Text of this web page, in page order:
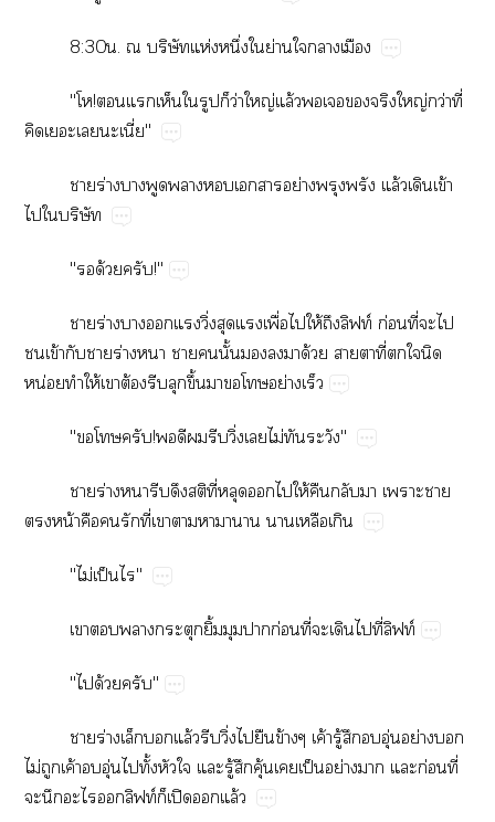
8:30.​​ิ​ห่​ึ่​​ย่​​​
"!​​​​​​​ว่​ญ่​ล้​​​​​ญ่​ว่​ี่​
​​​ี่"
​ร่​​​​​​​ย่​​ล้​​ข้​
​​ิ
"​ด้​!"
​ร่​​​​ิ่​​​ื่​​ให้​​ฟท์​ก่​ี่​​​
​ข้​​​ร่​​​​ั้​​​​ด้​​​ี่​​​​
น่​​ให้​​ต้​​​ึ้​​​​ย่​
"​​!​​​​​ิ่​​ไม่​​"
​ร่​​​​​ี่​​​​ให้​​​​​​
​น้​​​​ี่​​​​​​​​
"ไม่​ป็​"
​​​​ิ้​​​ก่​ี่​​​​ี่​ฟท์
"​ด้​"
​ร่​​​ล้​​ิ่​​​ข้​ค้​ู้​​​ุ่​ย่​​
ไม่​​ค้​​ุ่​​ั้​​​​ู้​​ุ้​​ป็​ย่​​​ก่​ี่​
​​​​ฟท์​ปิ​​ล้